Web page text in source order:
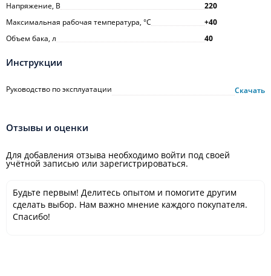
Напряжение, В
220
Максимальная рабочая температура, °С
+40
Объем бака, л
40
Инструкции
Руководство по эксплуатации Скачать
Отзывы и оценки
Для добавления отзыва необходимо войти под своей
учётной записью или зарегистрироваться.
Будьте первым! Делитесь опытом и помогите другим
сделать выбор. Нам важно мнение каждого покупателя.
Спасибо!